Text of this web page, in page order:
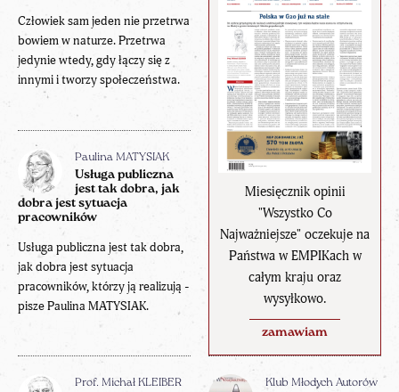
Miesięcznik opinii
"Wszystko Co
Najważniejsze" oczekuje na
Państwa w EMPIKach w
całym kraju oraz
wysyłkowo.
zamawiam
Człowiek sam jeden nie przetrwa
bowiem w naturze. Przetrwa
jedynie wtedy, gdy łączy się z
innymi i tworzy społeczeństwa.
Paulina MATYSIAK
Usługa publiczna
jest tak dobra, jak
dobra jest sytuacja
pracowników
Usługa publiczna jest tak dobra,
jak dobra jest sytuacja
pracowników, którzy ją realizują -
pisze Paulina MATYSIAK.
Prof. Michał KLEIBER Klub Młodych Autorów